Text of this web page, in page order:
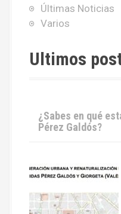
Últimas Noticias
Varios
Ultimos
¿Sabes en qué
Pérez Galdós?